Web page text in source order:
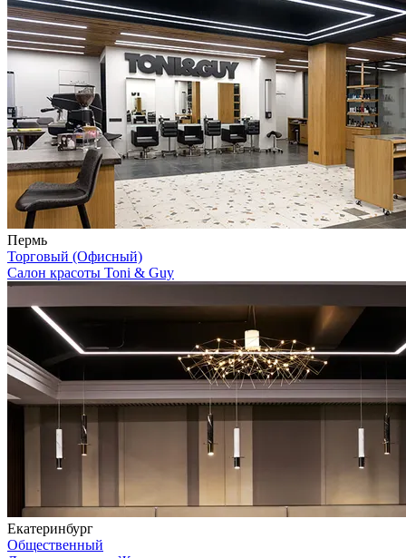
Пермь
Торговый (Офисный)
Салон красоты Toni & Guy
Екатеринбург
Общественный